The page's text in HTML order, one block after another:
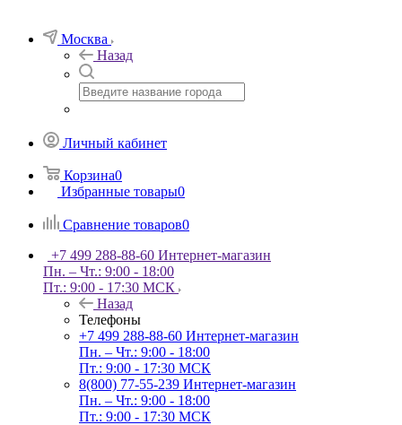
Москва
Назад
Личный кабинет
Корзина0
Избранные товары0
Сравнение товаров0
+7 499 288-88-60 Интернет-магазин
Пн. – Чт.: 9:00 - 18:00
Пт.: 9:00 - 17:30 МСК
Назад
Телефоны
+7 499 288-88-60 Интернет-магазин
Пн. – Чт.: 9:00 - 18:00
Пт.: 9:00 - 17:30 МСК
8(800) 77-55-239 Интернет-магазин
Пн. – Чт.: 9:00 - 18:00
Пт.: 9:00 - 17:30 МСК